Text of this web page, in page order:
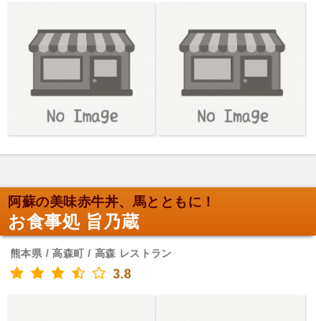
阿蘇の美味赤牛丼、馬とともに！
お食事処 旨乃蔵
熊本県 / 高森町 / 高森 レストラン
3.8